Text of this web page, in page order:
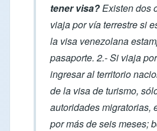
tener visa?Existen dos
viaja por vía terrestre si
la visa venezolana
pasaporte. 2.- Si viaja
ingresar al territorio
de la visa de turismo,
autoridades migratorias,
por más de seis meses;